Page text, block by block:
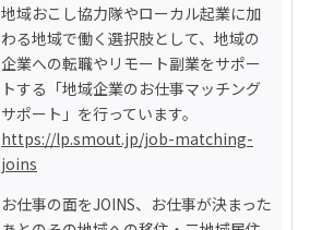
地域おこし協力隊やローカル起業に加
わる地域で働く選択肢として、地域の
企業への転職やリモート副業をサポー
トする「地域企業のお仕事マッチング
https://lp.smout.jp/job-matching-
joins
お仕事の面をJOINS、お仕事が決まった